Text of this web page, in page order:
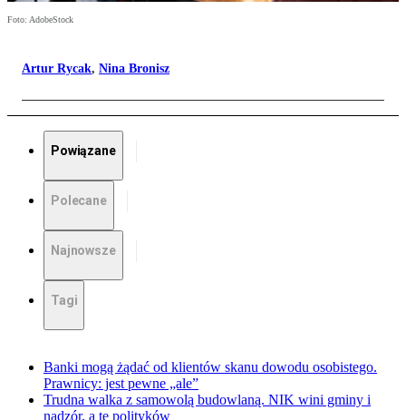
Foto: AdobeStock
Artur Rycak, Nina Bronisz
Powiązane
Polecane
Najnowsze
Tagi
Banki mogą żądać od klientów skanu dowodu osobistego.
Prawnicy: jest pewne „ale”
Trudna walka z samowolą budowlaną. NIK wini gminy i
nadzór, a te polityków